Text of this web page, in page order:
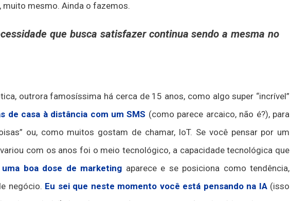
muito mesmo. Ainda o fazemos.
que busca satisfazer continua sendo a mesma no
outrora famosíssima há cerca de 15 anos, como algo super “incrível”
de casa à distância com um SMS (como parece arcaico, não é?), para
ou, como muitos gostam de chamar, IoT. Se você pensar por um
com os anos foi o meio tecnológico, a capacidade tecnológica que
boa dose de marketing aparece e se posiciona como tendência,
negócio. Eu sei que neste momento você está pensando na IA(isso